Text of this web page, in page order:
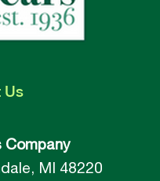
Us
Company
MI 48220